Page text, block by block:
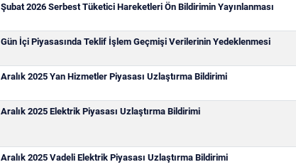
Şubat 2026 Serbest Tüketici Hareketleri Ön Bildirimin Yayınlanması
Gün İçi Piyasasında Teklif İşlem Geçmişi Verilerinin Yedeklenmesi
Aralık 2025 Yan Hizmetler Piyasası Uzlaştırma Bildirimi
Aralık 2025 Elektrik Piyasası Uzlaştırma Bildirimi
Aralık 2025 Vadeli Elektrik Piyasası Uzlaştırma Bildirimi